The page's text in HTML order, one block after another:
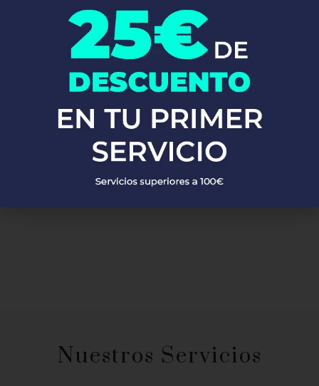
alta calidad y las técnicas más avanzadas para asegurarnos de
que tu sistema de fontanería funcione perfectamente.
Llámanos ahora y descubre por qué tantos
de fontanería de manera rápida, eficiente y a precios
necesites!
PEDIR PRESUPUESTO
Nuestros Servicios